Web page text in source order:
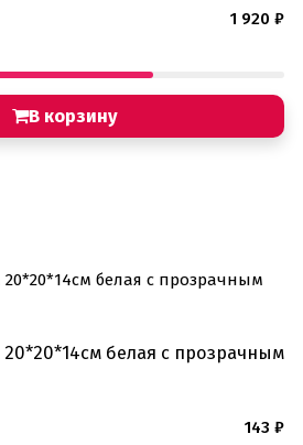
1 920 ₽
В корзину
белая с прозрачным
143 ₽